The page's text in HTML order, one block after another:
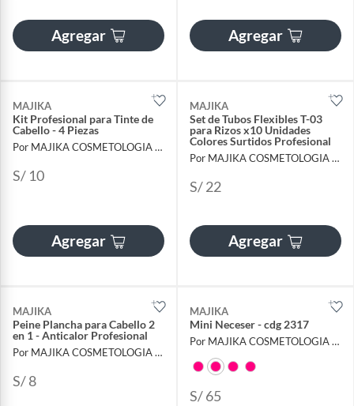
Agregar Agregar
MAJIKA
Kit Profesional para Tinte de
Cabello - 4 Piezas
Por MAJIKA COSMETOLOGIA INTERNACIONAL
S/ 10
Agregar
MAJIKA
Set de Tubos Flexibles T-03
para Rizos x10 Unidades
Colores Surtidos Profesional
Por MAJIKA COSMETOLOGIA INTERNACIONAL
S/ 22
Agregar
MAJIKA
Peine Plancha para Cabello 2
en 1 - Anticalor Profesional
Por MAJIKA COSMETOLOGIA INTERNACIONAL
S/ 8
MAJIKA
Mini Neceser - cdg 2317
Por MAJIKA COSMETOLOGIA INTERNACIONAL
S/ 65